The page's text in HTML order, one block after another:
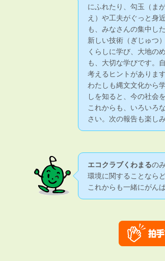
にふれたり、勾玉（ま
え）や工夫がぐっと身
も、みなさんの集中し
新しい技術（ぎじゅつ
くらしに学び、大地の
も、大切な学びです。
考えるヒントがあります
わたしも縄文文化から
しを知ると、今の社会
これからも、いろいろ
さい。次の報告も楽し
エコクラブくわまるの
環境に関することなら
これからも一緒にがん